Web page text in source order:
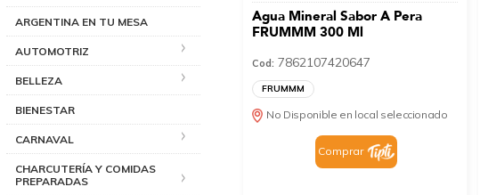
ARGENTINA EN TU MESA
AUTOMOTRIZ
BELLEZA
BIENESTAR
CARNAVAL
CHARCUTERÍA Y COMIDAS
PREPARADAS
Agua Mineral Sabor A Pera
FRUMMM 300 Ml
Cod: 7862107420647
FRUMMM
No Disponible en local seleccionado
Comprar